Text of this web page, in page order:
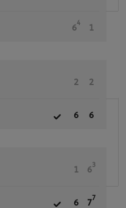
6
4
1
2 2
6 6
1 6
3
6 7
7